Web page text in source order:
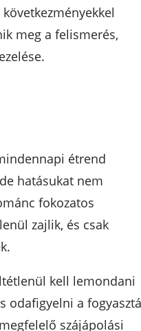
meg a felismerés,
étrend
hatásukat nem
fokozatos
zajlik, és csak
kell lemondani
odafigyelni a
szájápolási